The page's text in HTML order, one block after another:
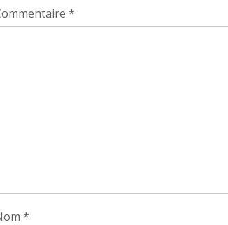
*
*